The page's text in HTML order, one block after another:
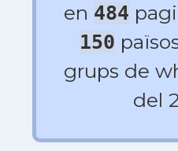
en 484
150
grups de
del